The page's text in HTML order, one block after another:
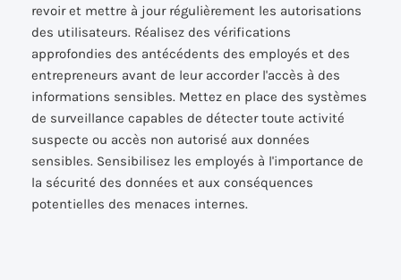
revoir et mettre à jour régulièrement les autorisations
des utilisateurs. Réalisez des vérifications
approfondies des antécédents des employés et des
entrepreneurs avant de leur accorder l'accès à des
informations sensibles. Mettez en place des systèmes
de surveillance capables de détecter toute activité
suspecte ou accès non autorisé aux données
sensibles. Sensibilisez les employés à l'importance de
la sécurité des données et aux conséquences
potentielles des menaces internes.